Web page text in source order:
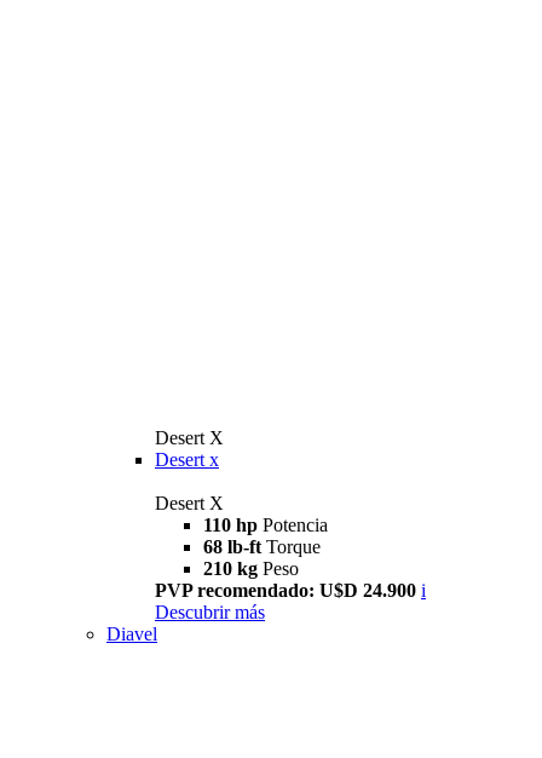
Desert X
Desert x
Desert X
110 hp Potencia
68 lb-ft Torque
210 kg Peso
PVP recomendado: U$D 24.900 i
Descubrir más
Diavel